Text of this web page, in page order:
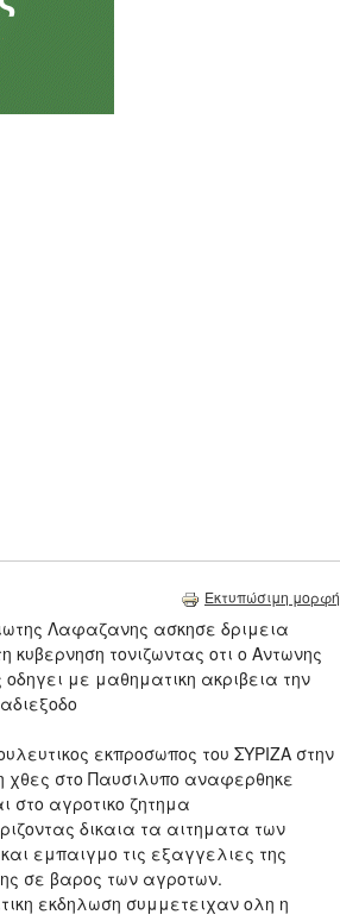
Εκτυπώσιμη μορφή
Λαφαζανης ασκησε δριμεια
κυβερνηση τονιζωντας οτι ο Αντωνης
με μαθηματικη ακριβεια την
εκπροσωπος του ΣΥΡΙΖΑ στην
χθες στο Παυσιλυπο αναφερθηκε
στο αγροτικο ζητημα
δικαια τα αιτηματα των
εμπαιγμο τις εξαγγελιες της
σε βαρος των αγροτων.
εκδηλωση συμμετειχαν ολη η